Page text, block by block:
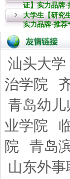
证】实力品牌·
大学生【研究
实力品牌·推荐
汕头大
治学院
青岛幼儿
业学院
院
青岛
山东外